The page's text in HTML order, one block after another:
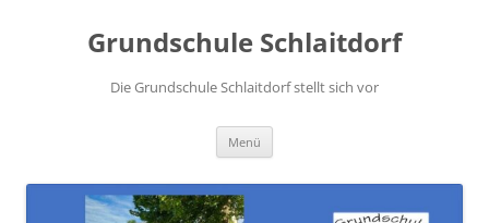
springenGrundschule Schlaitdorf
Die Grundschule Schlaitdorf stellt sich vor
Menü